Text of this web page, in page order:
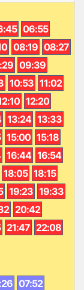
06:55
08:19 08:27
09:39
10:53 11:02
12:20
13:24 13:33
15:00 15:18
16:44 16:54
18:05 18:15
19:23 19:33
20:42
21:47 22:08
07:52